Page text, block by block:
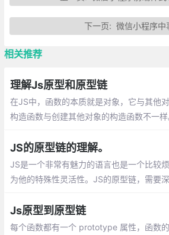
下一页: 微信小程序中
相关推荐
理解Js原型和原型链
在JS中，函数的本质就是对象，它与其他
构造函数与创建其他对象的构造函数不一
tion 产生的对象就是一个函数。
JS的原型链的理解。
JS是一个非常有魅力的语言也是一个比较
为他的特殊性灵活性。JS的原型链，需要
就是一句话万物皆对象。
Js原型到原型链
每个函数都有一个 prototype 属性，函数